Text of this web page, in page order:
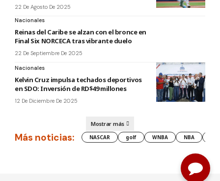
22 De Agosto De 2025
Nacionales
Reinas del Caribe se alzan con el bronce en
Final Six NORCECA tras vibrante duelo
22 De Septiembre De 2025
Nacionales
Kelvin Cruz impulsa techados deportivos
en SDO: Inversión de RD$49 millones
12 De Diciembre De 2025
Mostrar más
Más noticias: NASCAR golf WNBA NBA